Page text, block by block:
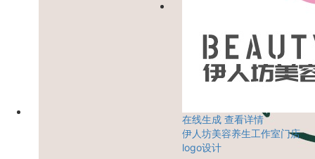
在线生成 查看详情
伊人坊美容养生工作室门店
logo设计